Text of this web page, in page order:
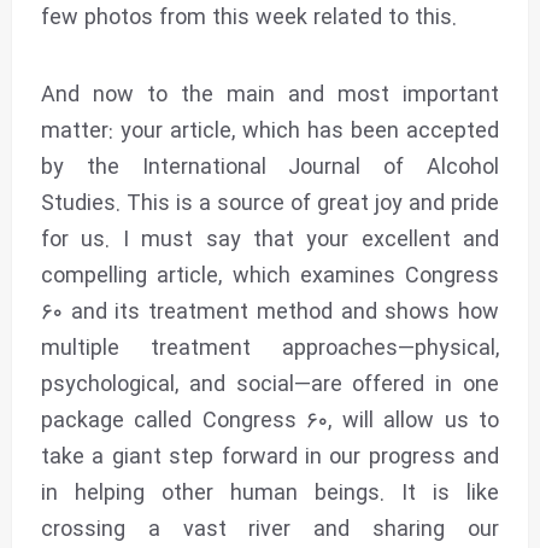
few photos from this week related to this.
And now to the main and most important
matter: your article, which has been accepted
by the International Journal of Alcohol
Studies. This is a source of great joy and pride
for us. I must say that your excellent and
compelling article, which examines Congress
۶۰ and its treatment method and shows how
multiple treatment approaches—physical,
psychological, and social—are offered in one
package called Congress ۶۰, will allow us to
take a giant step forward in our progress and
in helping other human beings. It is like
crossing a vast river and sharing our